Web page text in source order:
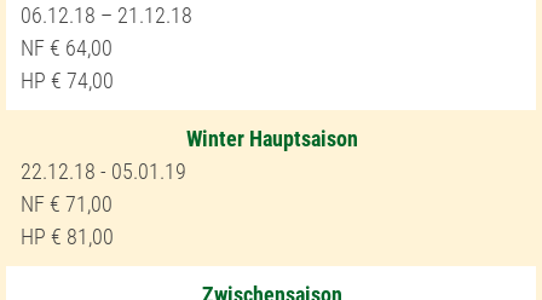
06.12.18 – 21.12.18
64,00
74,00
Winter Hauptsaison
22.12.18 - 05.01.19
71,00
81,00
Zwischensaison